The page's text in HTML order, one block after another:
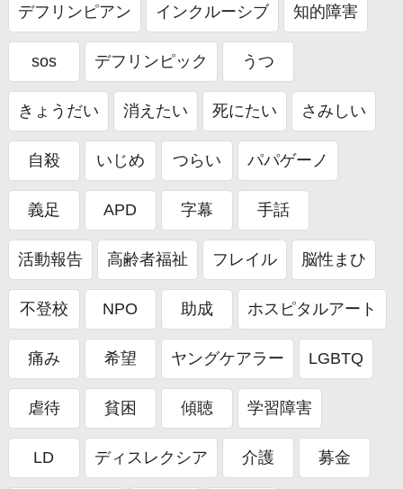
デフリンピアン インクルーシブ 知的障害
sos デフリンピック うつ
きょうだい 消えたい 死にたい さみしい
自殺 いじめ つらい パパゲーノ
義足 APD 字幕 手話
活動報告 高齢者福祉 フレイル 脳性まひ
不登校 NPO 助成 ホスピタルアート
痛み 希望 ヤングケアラー LGBTQ
虐待 貧困 傾聴 学習障害
LD ディスレクシア 介護 募金